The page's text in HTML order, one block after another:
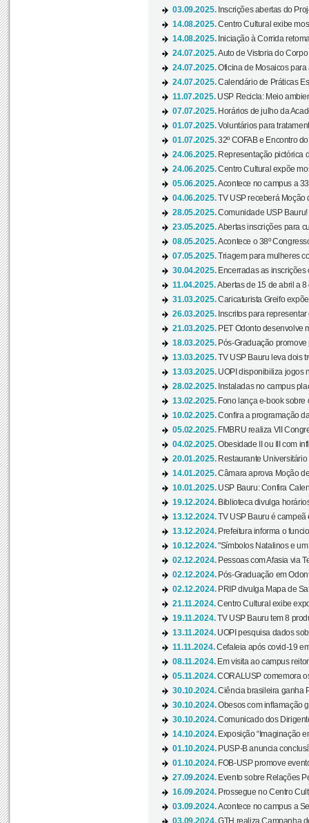
03.09.2025. Inscrições abertas do
14.08.2025.Centro Cultural exibe
14.08.2025. Iniciação à Corrida
24.07.2025.Auto de Vistoria do
24.07.2025.Oficina de Mosaicos
24.07.2025.Calendário de Práticas
11.07.2025. USP Recicla: Meio
07.07.2025. Horários de julho da
01.07.2025.Voluntários para
01.07.2025.32º COFAB e Encontro
24.06.2025. Representação pictórica
24.06.2025.Centro Cultural expõe
05.06.2025.Acontece no campus a
04.06.2025.TV USP receberá Moção
28.05.2025.Comunidade USP Bauru!
23.05.2025.Abertas inscrições para
08.05.2025.Acontece o 38º
07.05.2025.Triagem para mulheres
30.04.2025. Encerradas as inscrições
11.04.2025.Abertas de 15 de abril a
31.03.2025.Caricaturista Greifo
26.03.2025. Inscritos para
21.03.2025. PET Odonto desenvolve
18.03.2025. Pós-Graduação
13.03.2025.TV USP Bauru leva dois
13.03.2025. UOPI disponibiliza jogos
28.02.2025. Instaladas no campus
13.02.2025. Fono lança e-book sobre
10.02.2025.Confira a programação
05.02.2025. FMBRU realiza VII
04.02.2025.Obesidade II ou III com
20.01.2025. Restaurante
14.01.2025.Câmara aprova Moção
10.01.2025. USP Bauru: Confira
19.12.2024. Biblioteca divulga
13.12.2024.TV USP Bauru é campeã
13.12.2024. Prefeitura informa o
10.12.2024."Símbolos Natalinos e
02.12.2024. Pessoas com Afasia via
02.12.2024. Pós-Graduação em
02.12.2024. PRIP divulga Mapa de
21.11.2024.Centro Cultural exibe
19.11.2024.TV USP Bauru tem 8
13.11.2024. UOPI pesquisa dados
11.11.2024.Cefaleia após covid-19
08.11.2024. Em visita ao campus
05.11.2024.CORALUSP comemora
30.10.2024.Ciência brasileira ganha
30.10.2024.Obesos com inflamação
30.10.2024.Comunicado dos
14.10.2024. Exposição “Imaginação
01.10.2024. PUSP-B anuncia
01.10.2024. FOB-USP promove
27.09.2024. Evento sobre Relações
16.09.2024. Prossegue no Centro
03.09.2024.Acontece no campus a
03.09.2024.GTH realiza Campanha